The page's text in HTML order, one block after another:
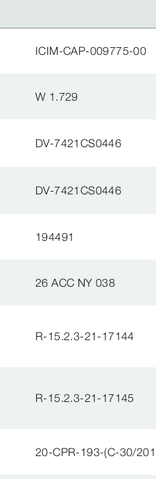
ICIM-CAP-009775-00
W 1.729
DV-7421CS0446
DV-7421CS0446
194491
26 ACC NY 038
R-15.2.3-21-17144
R-15.2.3-21-17145
20-CPR-193-(C-30/